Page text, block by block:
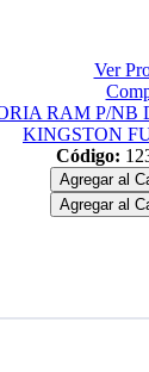
Ver
RAM P/NB
KINGSTON
Código:
Agregar al
Agregar al